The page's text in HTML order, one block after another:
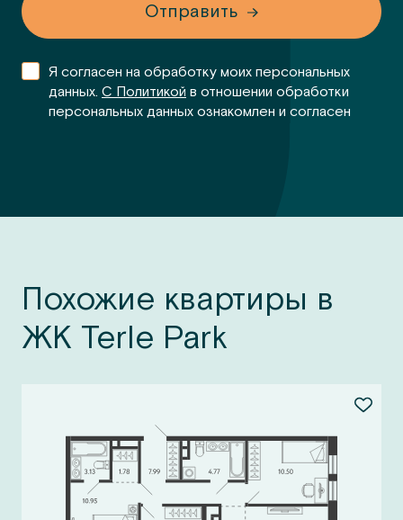
Отправить
Я согласен на обработку моих персональных
данных. С Политикой в отношении обработки
персональных данных ознакомлен и согласен
Похожие квартиры в
ЖК Terle Park